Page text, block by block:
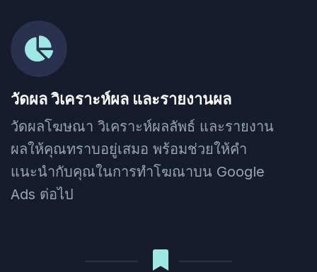
วัดผล วิเคราะห์ผล และรายงานผล
วัดผลโฆษณา วิเคราะห์ผลลัพธ์ และรายงาน
ผลให้คุณทราบอยู่เสมอ พร้อมช่วยให้คำ
แนะนำกับคุณในการทำโฆณาบน Google
Ads ต่อไป